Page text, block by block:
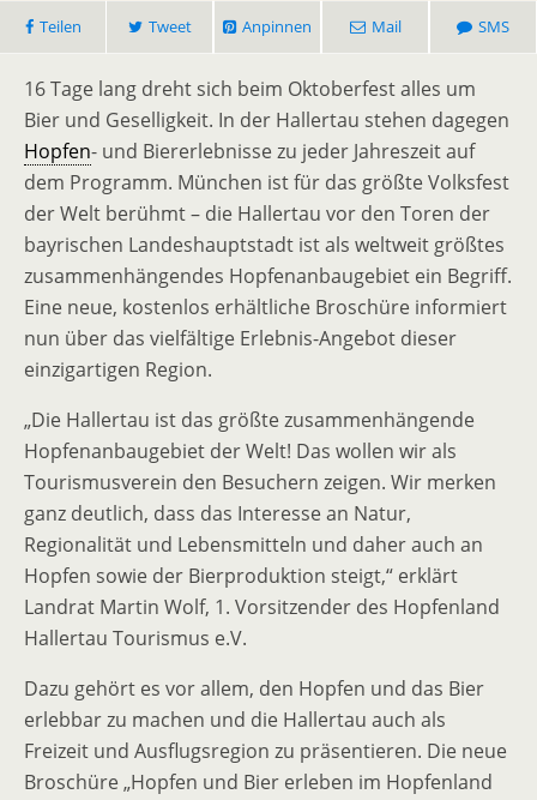
Teilen Tweet Anpinnen Mail SMS
16 Tage lang dreht sich beim Oktoberfest alles um
Bier und Geselligkeit. In der Hallertau stehen dagegen
Hopfen- und Biererlebnisse zu jeder Jahreszeit auf
dem Programm. München ist für das größte Volksfest
der Welt berühmt – die Hallertau vor den Toren der
bayrischen Landeshauptstadt ist als weltweit größtes
zusammenhängendes Hopfenanbaugebiet ein Begriff.
Eine neue, kostenlos erhältliche Broschüre informiert
nun über das vielfältige Erlebnis-Angebot dieser
einzigartigen Region.
„Die Hallertau ist das größte zusammenhängende
Hopfenanbaugebiet der Welt! Das wollen wir als
Tourismusverein den Besuchern zeigen. Wir merken
ganz deutlich, dass das Interesse an Natur,
Regionalität und Lebensmitteln und daher auch an
Hopfen sowie der Bierproduktion steigt,“ erklärt
Landrat Martin Wolf, 1. Vorsitzender des Hopfenland
Hallertau Tourismus e.V.
Dazu gehört es vor allem, den Hopfen und das Bier
erlebbar zu machen und die Hallertau auch als
Freizeit und Ausflugsregion zu präsentieren. Die neue
Broschüre „Hopfen und Bier erleben im Hopfenland